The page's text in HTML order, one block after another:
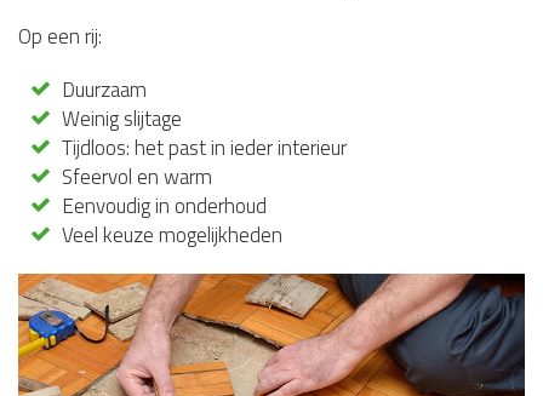
Op een rij:
Duurzaam
Weinig slijtage
Tijdloos: het past in ieder interieur
Sfeervol en warm
Eenvoudig in onderhoud
Veel keuze mogelijkheden